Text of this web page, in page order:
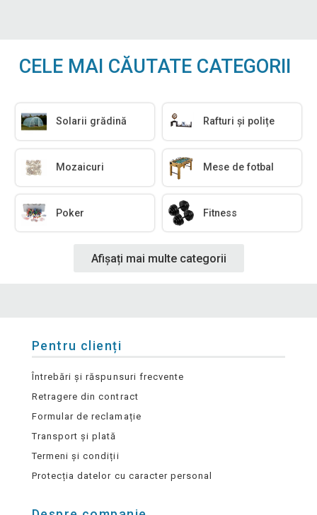
CELE MAI CĂUTATE CATEGORII
Solarii grădină Rafturi și polițe
Mozaicuri Mese de fotbal
Poker Fitness
Afișați mai multe categorii
Pentru clienți
Întrebări și răspunsuri frecvente
Retragere din contract
Formular de reclamație
Transport și plată
Termeni și condiții
Protecția datelor cu caracter personal